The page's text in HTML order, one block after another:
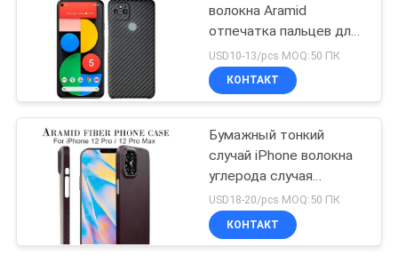
Случай Айрподс
волокна углерода
волокна Aramid
отпечатка пальцев для
крышки волокна
углерода пиксела 5
Google
USD10-13/pcs MOQ:50 ПК
КОНТАКТ
Бумажный тонкий
случай iPhone волокна
углерода случая
телефона волокна
Aramid
USD18-20/pcs MOQ:50 ПК
КОНТАКТ